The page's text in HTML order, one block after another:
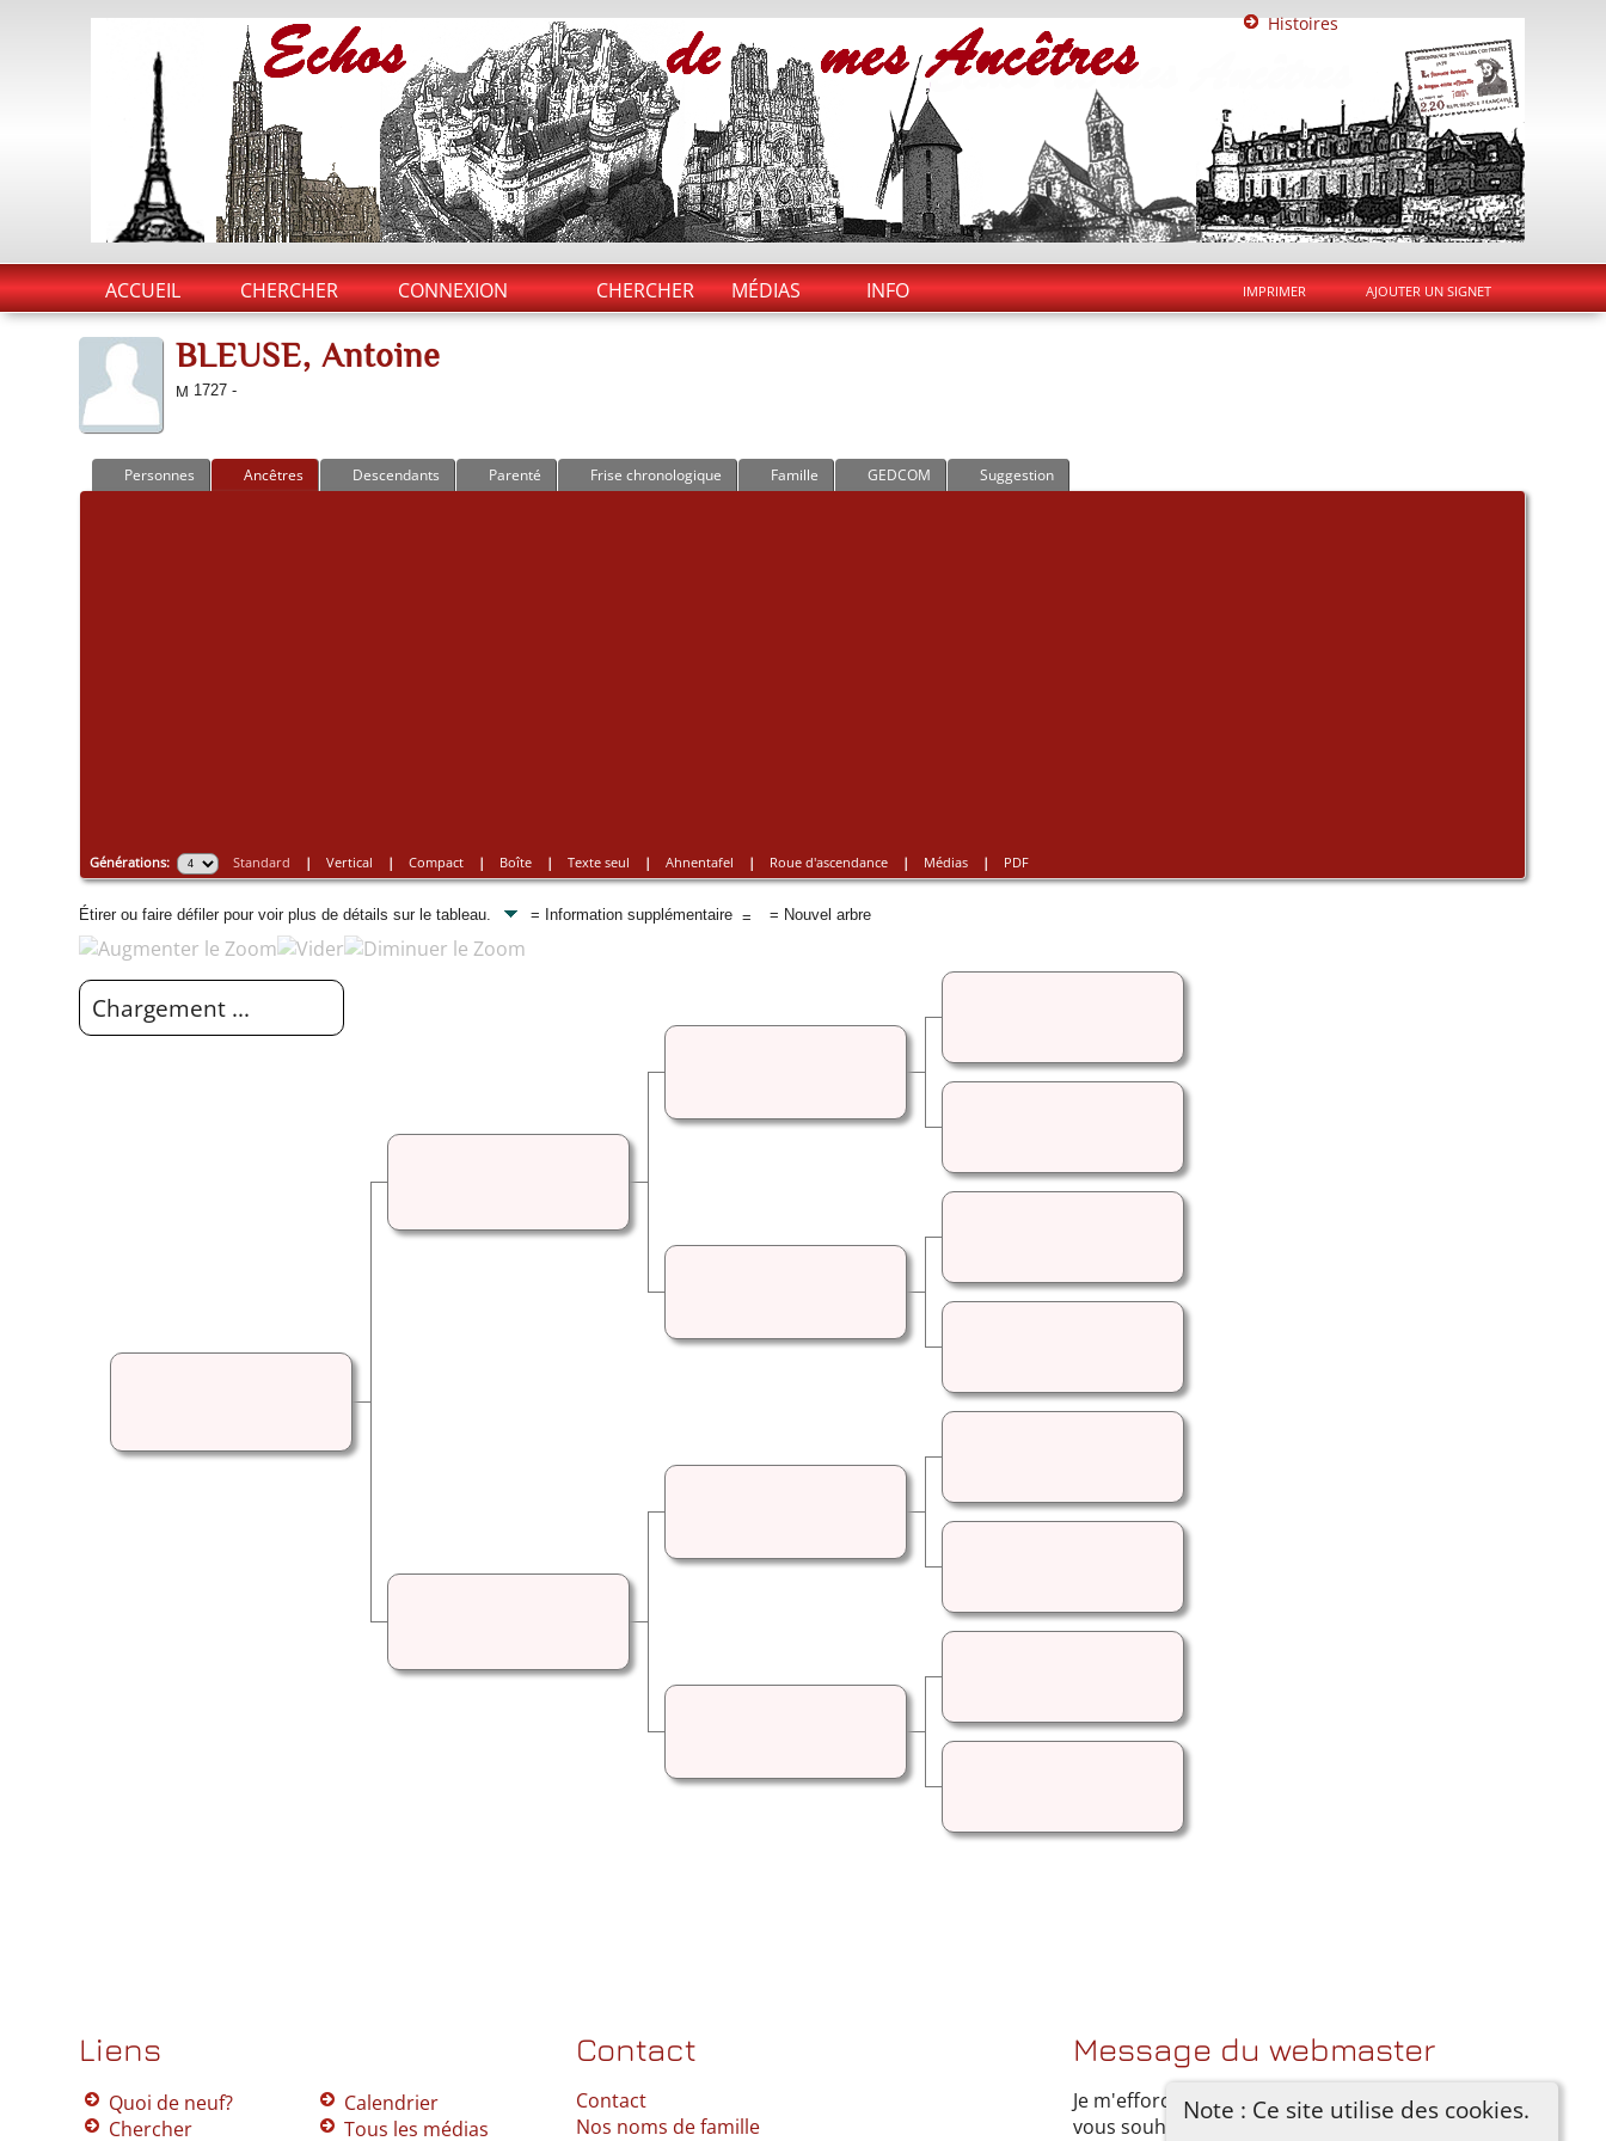
Histoires
CHERCHER MÉDIAS INFO
ACCUEIL CHERCHER CONNEXION IMPRIMER AJOUTER UN SIGNET
Note : Ce site utilise des cookies.
BLEUSE, Antoine
1727 -
Personnes Ancêtres Descendants Parenté Frise chronologique Famille GEDCOM Suggestion
Générations: Standard | Vertical | Compact| Boîte| Texte seul | Ahnentafel | Roue d'ascendance| Médias| PDF
Étirer ou faire défiler pour voir plus de détails sur le tableau. = Information supplémentaire = Nouvel arbre
Chargement ...
Liens
Quoi de neuf?
Chercher
Calendrier
Tous les médias
Contact
Contact
Nos noms de famille
Message du webmaster
Je m'efforce de documenter mes recherches. Si
vous souhaitez ajouter quelque chose, vous